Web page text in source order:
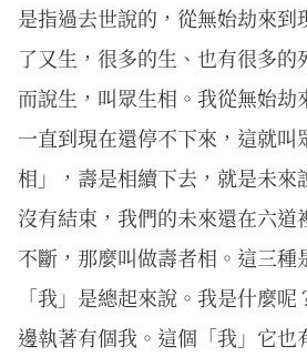
是指過去世說的，從無始劫來到
了又生，很多的生、也有很多的
而說生，叫眾生相。我從無始劫
一直到現在還停不下來，這就叫
相」，壽是相續下去，就是未來
沒有結束，我們的未來還在六道
不斷，那麼叫做壽者相。這三種
「我」是總起來說。我是什麼
邊執著有個我。這個「我」它也